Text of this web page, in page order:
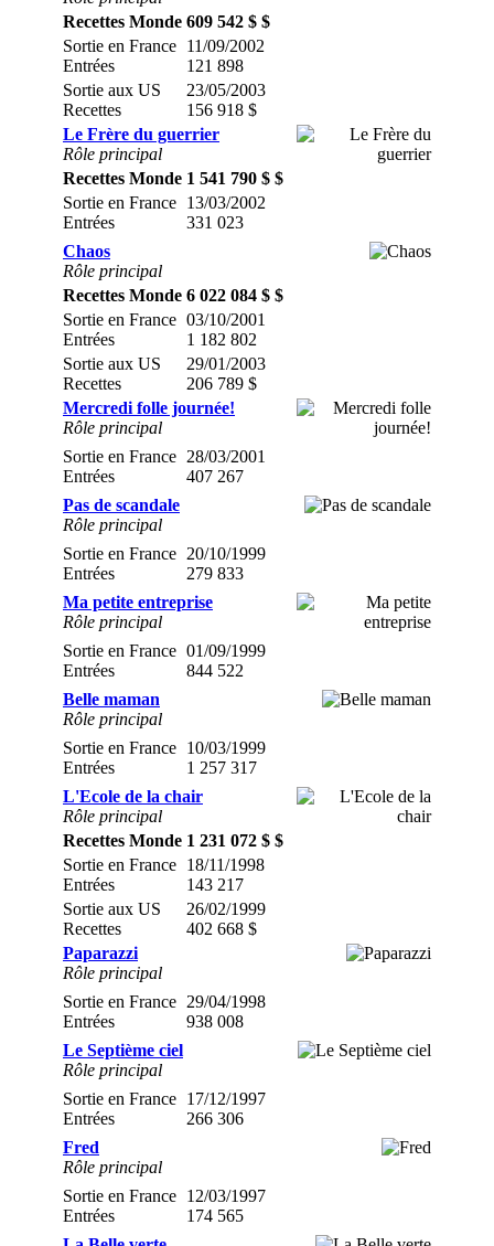
Recettes Monde 609 542 $ $
Sortie en France
Entrées
11/09/2002
121 898
Sortie aux US
Recettes
23/05/2003
156 918 $
Le Frère du guerrier
Rôle principal
Recettes Monde 1 541 790 $ $
Sortie en France
Entrées
13/03/2002
331 023
Chaos
Rôle principal
Recettes Monde 6 022 084 $ $
Sortie en France
Entrées
03/10/2001
1 182 802
Sortie aux US
Recettes
29/01/2003
206 789 $
Mercredi folle journée!
Rôle principal
Sortie en France
Entrées
28/03/2001
407 267
Pas de scandale
Rôle principal
Sortie en France
Entrées
20/10/1999
279 833
Ma petite entreprise
Rôle principal
Sortie en France
Entrées
01/09/1999
844 522
Belle maman
Rôle principal
Sortie en France
Entrées
10/03/1999
1 257 317
L'Ecole de la chair
Rôle principal
Recettes Monde 1 231 072 $ $
Sortie en France
Entrées
18/11/1998
143 217
Sortie aux US
Recettes
26/02/1999
402 668 $
Paparazzi
Rôle principal
Sortie en France
Entrées
29/04/1998
938 008
Le Septième ciel
Rôle principal
Sortie en France
Entrées
17/12/1997
266 306
Fred
Rôle principal
Sortie en France
Entrées
12/03/1997
174 565